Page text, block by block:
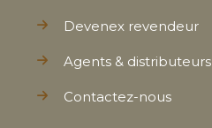
Devenex revendeur
Agents & distributeurs
Contactez-nous